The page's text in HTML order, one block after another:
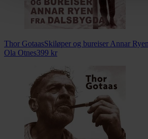
Thor GotaasSkiløper og bureiser Annar
Ola Otnes399 kr